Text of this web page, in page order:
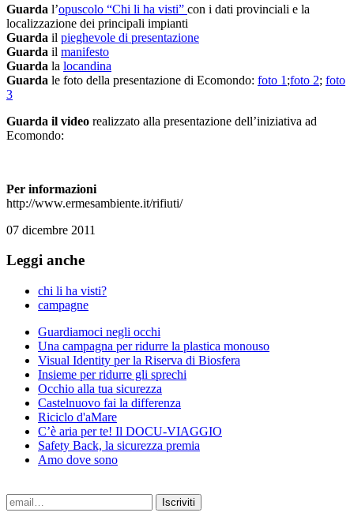
Guarda l’opuscolo “Chi li ha visti” con i dati provinciali e la
localizzazione dei principali impianti
Guarda il pieghevole di presentazione
Guarda il manifesto
Guarda la locandina
Guarda le foto della presentazione di Ecomondo: foto 1 ;foto 2; foto
3
Guarda il video realizzato alla presentazione dell’iniziativa ad
Ecomondo:
Per informazioni
http://www.ermesambiente.it/rifiuti/
07 dicembre 2011
Leggi anche
chi li ha visti?
campagne
Guardiamoci negli occhi
Una campagna per ridurre la plastica monouso
Visual Identity per la Riserva di Biosfera
Insieme per ridurre gli sprechi
Occhio alla tua sicurezza
Castelnuovo fai la differenza
Riciclo d'aMare
C’è aria per te! Il DOCU-VIAGGIO
Safety Back, la sicurezza premia
Amo dove sono